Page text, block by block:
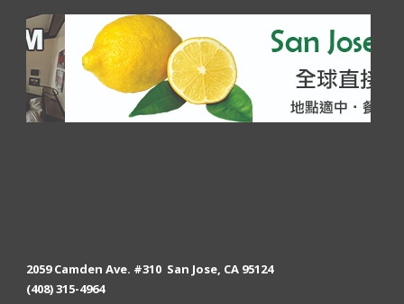
2059 Camden Ave. #310 San Jose, CA 95124
(408) 315-4964